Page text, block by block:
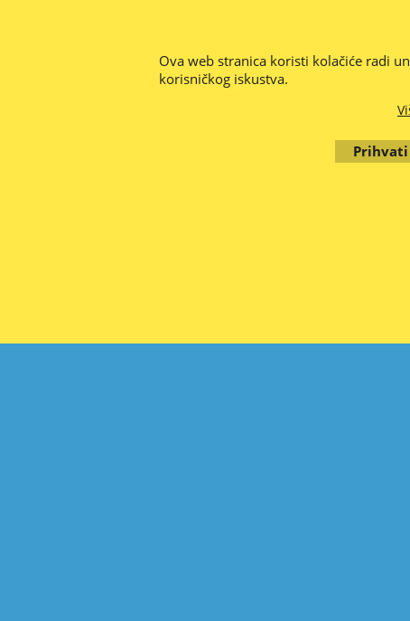
Stranice su nove i u radu, nemojte nam zamjeriti ako smo nešto
Ne odgovaramo za eventualne pogreške u
© Zola d.o.o.
Ova web stranica koristi kolačiće radi
korisničkog iskustva.
Prihvati